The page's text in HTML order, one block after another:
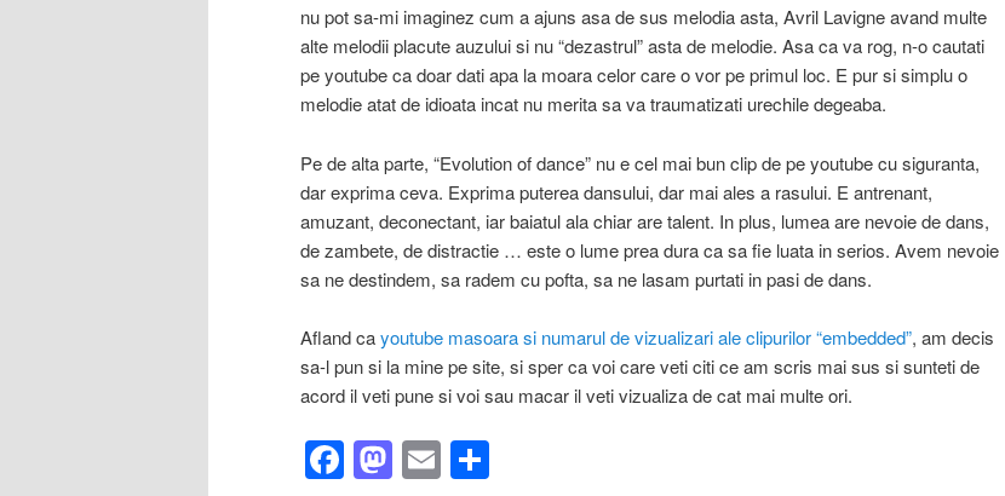
nu pot sa-mi imaginez cum a ajuns asa de sus melodia asta, Avril Lavigne avand multe
alte melodii placute auzului si nu “dezastrul” asta de melodie. Asa ca va rog, n-o cautati
pe youtube ca doar dati apa la moara celor care o vor pe primul loc. E pur si simplu o
melodie atat de idioata incat nu merita sa va traumatizati urechile degeaba.
Pe de alta parte, “Evolution of dance” nu e cel mai bun clip de pe youtube cu siguranta,
dar exprima ceva. Exprima puterea dansului, dar mai ales a rasului. E antrenant,
amuzant, deconectant, iar baiatul ala chiar are talent. In plus, lumea are nevoie de dans,
de zambete, de distractie … este o lume prea dura ca sa fie luata in serios. Avem nevoie
sa ne destindem, sa radem cu pofta, sa ne lasam purtati in pasi de dans.
Afland cayoutube masoara si numarul de vizualizari ale clipurilor “embedded”, am decis
sa-l pun si la mine pe site, si sper ca voi care veti citi ce am scris mai sus si sunteti de
acord il veti pune si voi sau macar il veti vizualiza de cat mai multe ori.
Facebook
Mastodon
Email